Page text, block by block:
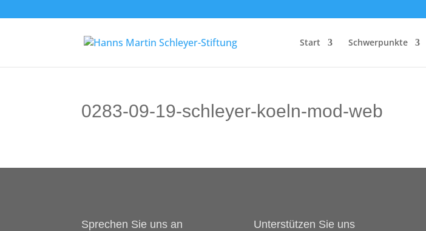
Start Schwerpunkte
0283-09-19-schleyer-koeln-mod-web
Sprechen Sie uns an Unterstützen Sie uns